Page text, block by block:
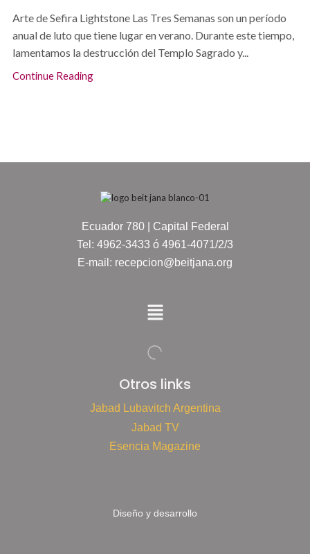
Arte de Sefira Lightstone Las Tres Semanas son un período
anual de luto que tiene lugar en verano. Durante este tiempo,
lamentamos la destrucción del Templo Sagrado y...
Continue Reading
Ecuador 780 | Capital Federal
Tel: 4962-3433 ó 4961-4071/2/3
E-mail: recepcion@beitjana.org
Otros links
Jabad Lubavitch Argentina
Jabad TV
Esencia Magazine
Diseño y desarrollo